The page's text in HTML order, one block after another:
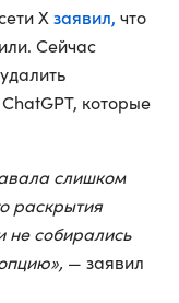
X заявил, что
Сейчас
которые
слишком
раскрытия
не собирались
— заявил